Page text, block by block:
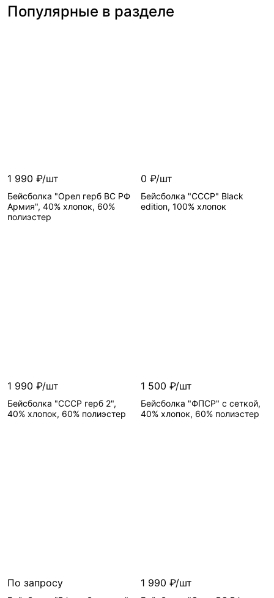
Популярные в разделе
1 990 ₽/шт
Бейсболка "Орел герб ВС РФ
Армия", 40% хлопок, 60%
полиэстер
0 ₽/шт
Бейсболка "СССР" Black
edition, 100% хлопок
1 990 ₽/шт
Бейсболка "СССР герб 2",
40% хлопок, 60% полиэстер
1 500 ₽/шт
Бейсболка "ФПСР" с сеткой,
40% хлопок, 60% полиэстер
По запросу 1 990 ₽/шт